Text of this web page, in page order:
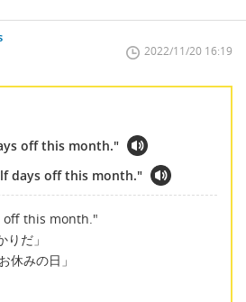
2022/11/20 16:19
off this month."
days off this month."
off this month."
だ」
みの日」